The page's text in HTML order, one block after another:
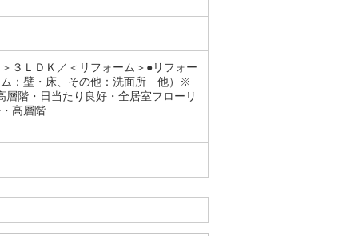
３ＬＤＫ／＜リフォーム＞●リフォー
ム：壁・床、その他：洗面所 他）※
階・日当たり良好・全居室フローリ
高層階